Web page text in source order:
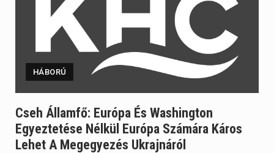
HÁBORÚ
Cseh Államfő: Európa És Washington
Egyeztetése Nélkül Európa Számára Káros
Lehet A Megegyezés Ukrajnáról